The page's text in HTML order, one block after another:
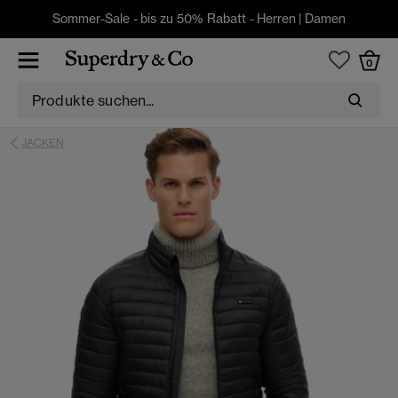
Sommer-Sale - bis zu 50% Rabatt - Herren | Damen
0
JACKEN